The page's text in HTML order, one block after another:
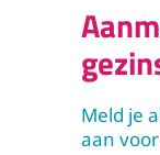
Meld je
aan